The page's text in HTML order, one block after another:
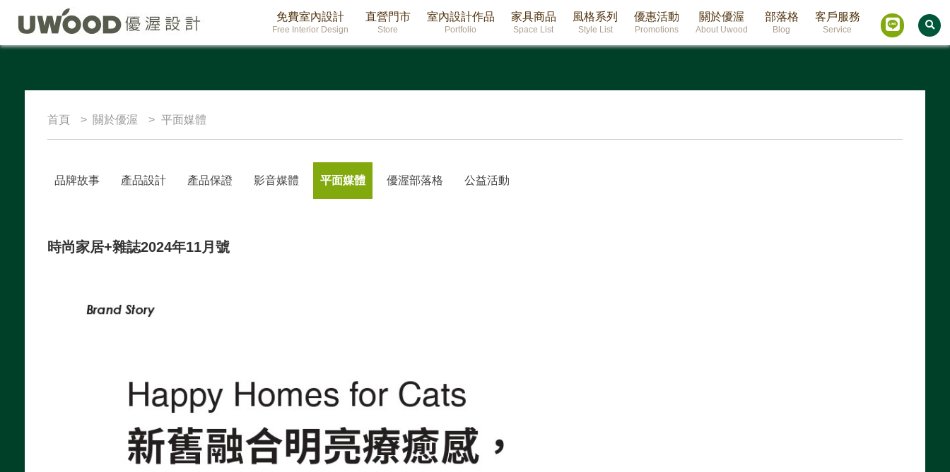
免費室內設計
Free Interior Design
直營門市
Store
室內設計作品
Portfolio
家具商品
Space List
風格系列
Style List
優惠活動
Promotions
關於優渥
About Uwood
部落格
Blog
客戶服務
Service
首頁 關於優渥 平面媒體
品牌故事 產品設計 產品保證 影音媒體 平面媒體 優渥部落格 公益活動
時尚家居+雜誌2024年11月號